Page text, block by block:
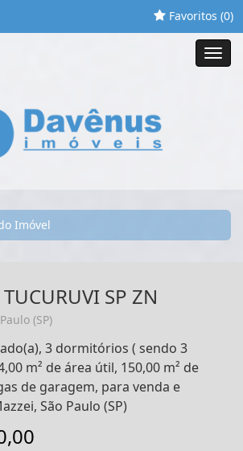
Favoritos (0)
Imóvel
SP ZN
(SP)
3 dormitórios ( sendo 3
m² de área útil, 150,00 m² de
de garagem, para venda e
São Paulo (SP)